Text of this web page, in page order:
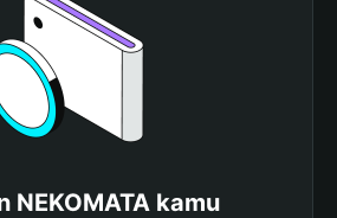
NEKOMATA kamu